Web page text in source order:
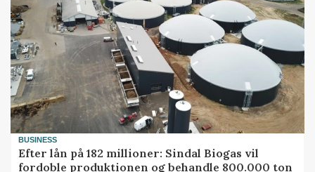
BUSINESS
Efter lån på 182 millioner: Sindal Biogas vil
fordoble produktionen og behandle 800.000 ton